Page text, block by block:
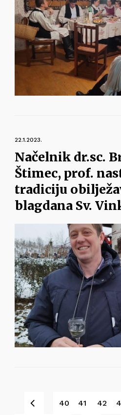
22.1.2023.
Načelnik dr.sc.
Štimec, prof.
tradiciju
blagdana Sv.
Prev40 41 42